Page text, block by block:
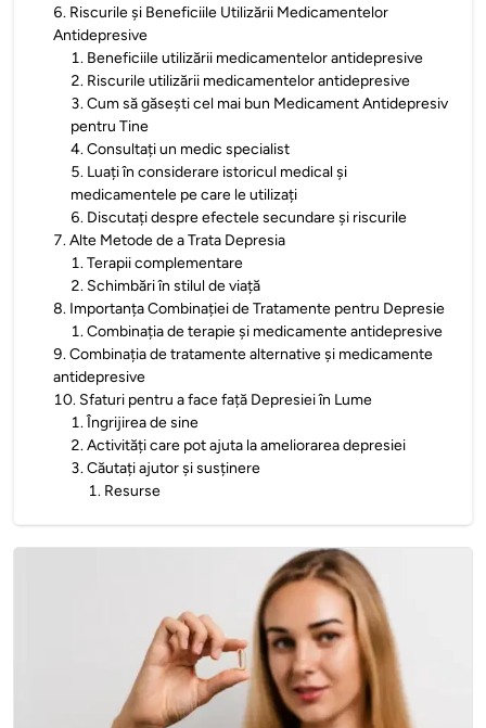
6. Riscurile și Beneficiile Utilizării Medicamentelor
Antidepresive
1. Beneficiile utilizării medicamentelor antidepresive
2. Riscurile utilizării medicamentelor antidepresive
3.Cum să găsești cel mai bun Medicament Antidepresiv
pentru Tine
4.Consultați un medic specialist
5. Luați în considerare istoricul medical și
medicamentele pe care le utilizați
6. Discutați despre efectele secundare și riscurile
7.Alte Metode de a Trata Depresia
1.Terapii complementare
2. Schimbări în stilul de viață
8. Importanța Combinației de Tratamente pentru Depresie
1.Combinația de terapie și medicamente antidepresive
9.Combinația de tratamente alternative și medicamente
antidepresive
10. Sfaturi pentru a face față Depresiei în Lume
1.Îngrijirea de sine
2.Activități care pot ajuta la ameliorarea depresiei
3.Căutați ajutor și susținere
1. Resurse